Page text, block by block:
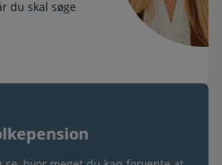
du skal søge